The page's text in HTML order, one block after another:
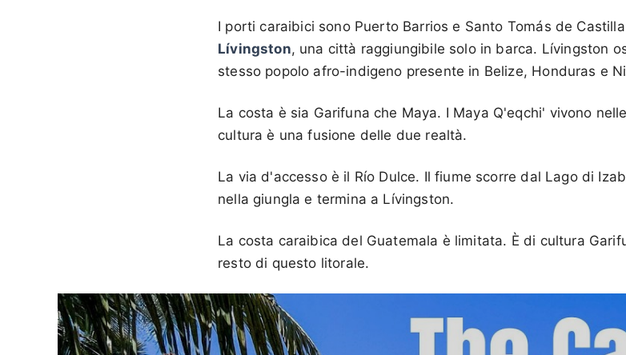
I porti caraibici sono Puerto Barrios e Santo Tomás de
Lívingston, una città raggiungibile solo in barca. Lívingston
stesso popolo afro-indigeno presente in Belize, Honduras e
La costa è sia Garifuna che Maya. I Maya Q'eqchi' vivono
cultura è una fusione delle due realtà.
La via d'accesso è il Río Dulce. Il fiume scorre dal Lago di
nella giungla e termina a Lívingston.
La costa caraibica del Guatemala è limitata. È di cultura
resto di questo litorale.